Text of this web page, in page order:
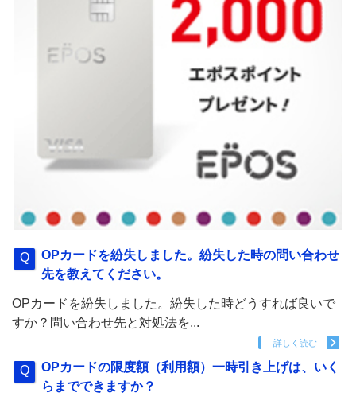
OPカードを紛失しました。紛失した時の問い合わせ
先を教えてください。
OPカードを紛失しました。紛失した時どうすれば良いで
すか？問い合わせ先と対処法を...
詳しく読む
OPカードの限度額（利用額）一時引き上げは、いく
らまでできますか？